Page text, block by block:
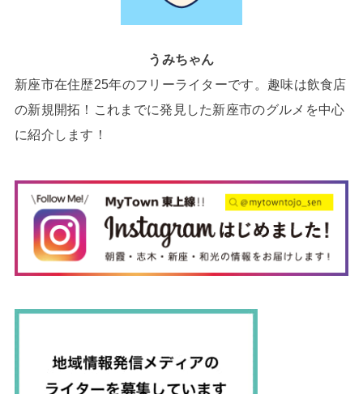
うみちゃん
新座市在住歴25年のフリーライターです。趣味は飲食店
の新規開拓！これまでに発見した新座市のグルメを中心
に紹介します！